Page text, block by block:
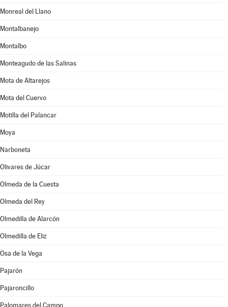
Monreal del Llano
Montalbanejo
Montalbo
Monteagudo de las Salinas
Mota de Altarejos
Mota del Cuervo
Motilla del Palancar
Moya
Narboneta
Olivares de Júcar
Olmeda de la Cuesta
Olmeda del Rey
Olmedilla de Alarcón
Olmedilla de Eliz
Osa de la Vega
Pajarón
Pajaroncillo
Palomares del Campo